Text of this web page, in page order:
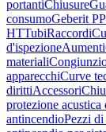
portantiChiusure
consumoGeberit
HTTubiRaccordi
d'ispezioneAumenti
materiali
apparecchiCurve
dirittiAccessori
protezione
antincendioPezzi